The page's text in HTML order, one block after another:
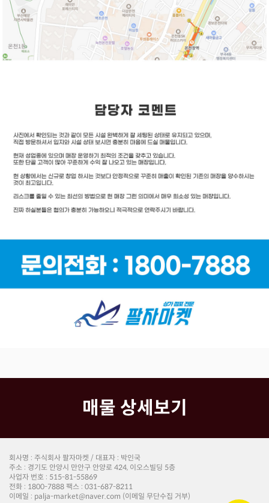
매물 상세보기
회사명 : 주식회사 팔자마켓 / 대표자 : 박인국
주소 : 경기도 안양시 만안구 안양로 424, 이오스빌딩 5층
사업자 번호 : 515-81-55869
전화 : 1800-7888 팩스 : 031-687-8211
이메일 : palja-market@naver.com (이메일 무단수집 거부)